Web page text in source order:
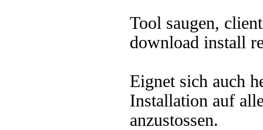
Tool saugen,
download install
Eignet sich auch
Installation auf
anzustossen.